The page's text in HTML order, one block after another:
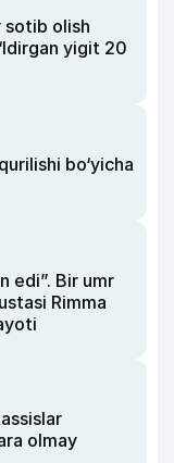
sotib olish
yigit 20
bo‘yicha
edi”. Bir umr
Rimma
olmay